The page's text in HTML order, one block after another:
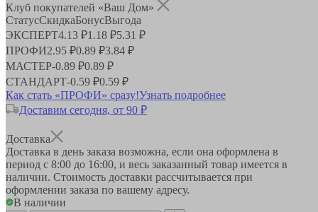
Клуб покупателей «Ваш Дом»
СтатусСкидкаБонусВыгода
ЭКСПЕРТ4.13 ₽1.18 ₽5.31 ₽
ПРОФИ2.95 ₽0.89 ₽3.84 ₽
МАСТЕР-0.89 ₽0.89 ₽
СТАНДАРТ-0.59 ₽0.59 ₽
Как стать «ПРОФИ» сразу!Узнать подробнее
Доставим сегодня, от 90 ₽
Доставка
Доставка в день заказа возможна, если она оформлена в
период с 8:00 до 16:00, и весь заказанный товар имеется в
наличии. Стоимость доставки рассчитывается при
оформлении заказа по вашему адресу.
В наличии